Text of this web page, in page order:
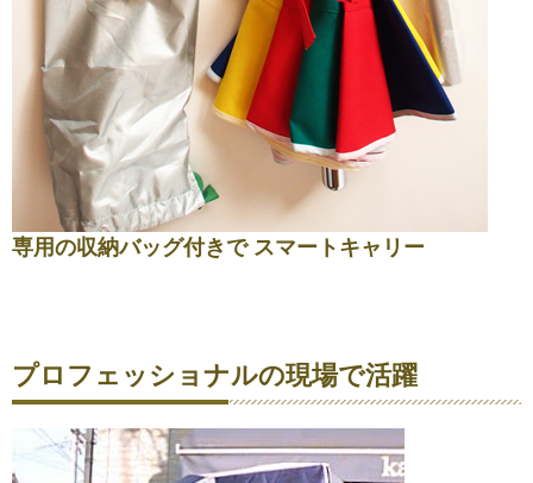
専用の収納バッグ付きで スマートキャリー
プロフェッショナルの現場で活躍